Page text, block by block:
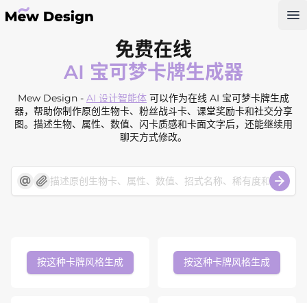
免费在线
AI 宝可梦卡牌生成器
Mew Design - AI 设计智能体 可以作为在线 AI 宝可梦卡牌生成
器，帮助你制作原创生物卡、粉丝战斗卡、课堂奖励卡和社交分享
图。描述生物、属性、数值、闪卡质感和卡面文字后，还能继续用
聊天方式修改。
按这种卡牌风格生成 按这种卡牌风格生成